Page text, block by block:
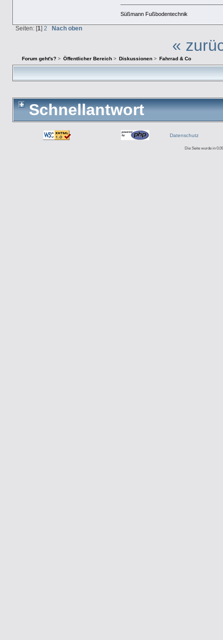
Süßmann Fußbodentechnik
Seiten: [1] 2 Nach oben
«
Forum geht's?> Öffentlicher Bereich > Diskussionen > Fahrrad & Co
Schnellantwort
Datenschutz
Die Seite wurde in